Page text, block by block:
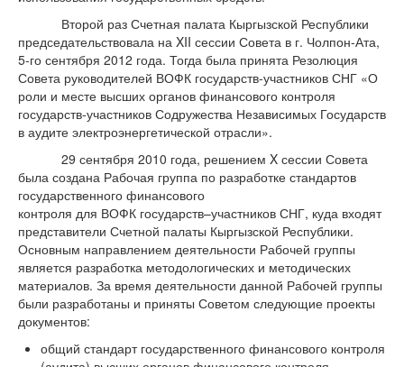
Второй раз Счетная палата Кыргызской Республики
председательствовала на XII сессии Совета в г. Чолпон-Ата,
5-го сентября 2012 года. Тогда была принята Резолюция
Совета руководителей ВОФК государств-участников СНГ «О
роли и месте высших органов финансового контроля
государств-участников Содружества Независимых Государств
в аудите электроэнергетической отрасли».
29 сентября 2010 года, решением X сессии Совета
была создана Рабочая группа по разработке стандартов
государственного финансового
контроля для ВОФК государств–участников СНГ, куда входят
представители Счетной палаты Кыргызской Республики.
Основным направлением деятельности Рабочей группы
является разработка методологических и методических
материалов. За время деятельности данной Рабочей группы
были разработаны и приняты Советом следующие проекты
документов:
общий стандарт государственного финансового контроля